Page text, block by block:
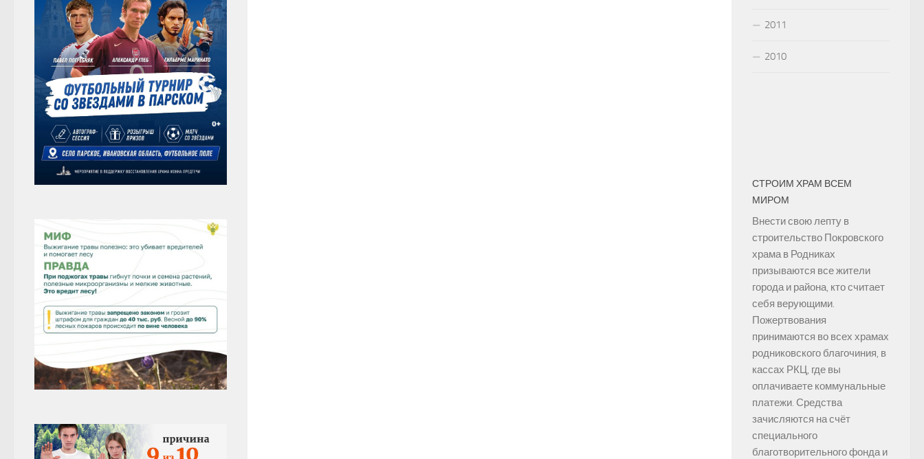
2011
2010
СТРОИМ ХРАМ ВСЕМ
МИРОМ
Внести свою лепту в
строительство Покровского
храма в Родниках
призываются все жители
города и района, кто считает
себя верующими.
Пожертвования
принимаются во всех храмах
родниковского благочиния, в
кассах РКЦ, где вы
оплачиваете коммунальные
платежи. Средства
зачисляются на счёт
специального
благотворительного фонда и